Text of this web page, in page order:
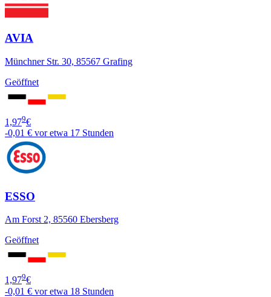
AVIA
Münchner Str. 30, 85567 Grafing
Geöffnet
1,979€
-0,01 € vor etwa 17 Stunden
ESSO
Am Forst 2, 85560 Ebersberg
Geöffnet
1,979€
-0,01 € vor etwa 18 Stunden